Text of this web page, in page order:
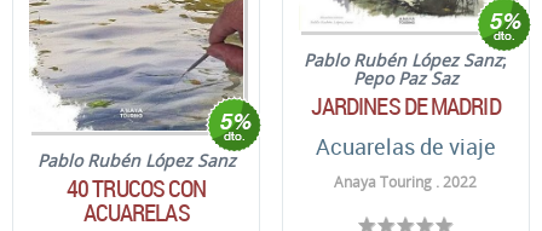
Pablo Rubén López Sanz
40 TRUCOS CON
ACUARELAS
Pablo Rubén López Sanz;
Pepo Paz Saz
JARDINES DE MADRID
Acuarelas de viaje
Anaya Touring . 2022